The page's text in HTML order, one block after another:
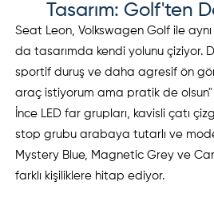
Tasarım: Golf'ten
Seat Leon, Volkswagen Golf ile
da tasarımda kendi yolunu çiziyor.
sportif duruş ve daha agresif ön
araç istiyorum ama pratik de olsun"
İnce LED far grupları, kavisli çatı
stop grubu arabaya tutarlı ve
Mystery Blue, Magnetic Grey ve
farklı kişiliklere hitap ediyor.